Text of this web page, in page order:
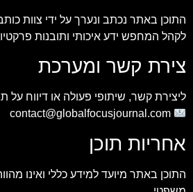
התוכן באתר נכתב ונערך על ידי צוות
לקהל המחפש ידע איכותי ותובנות
צירת קשר ומערכת
ליצירת קשר, שיתופי פעולה או דיווח על
contact@globalfocusjournal.com
אחריות תוכן
התוכן באתר מיועד למידע כללי ואינו